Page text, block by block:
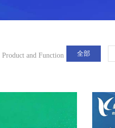
Product and Function 全部